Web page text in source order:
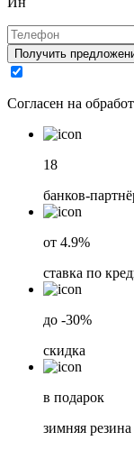
Получить
Согласен на
18
банков-
от 4.9%
ставка по
до -30%
скидка
в подарок
зимняя резина